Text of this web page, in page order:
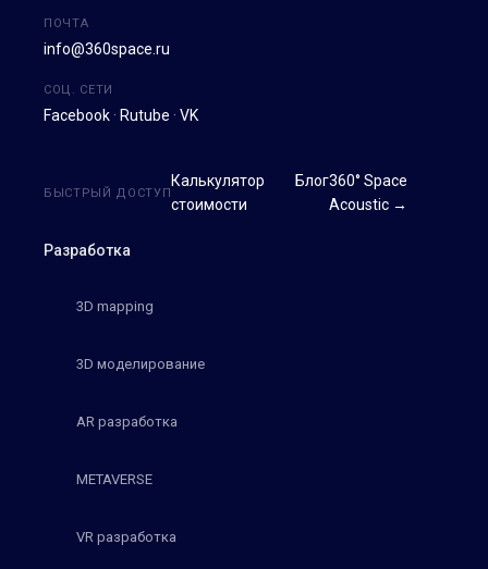
ПОЧТА
info@360space.ru
СОЦ. СЕТИ
Facebook · Rutube · VK
Разработка
3D mapping
3D моделирование
AR разработка
METAVERSE
VR разработка
БЫСТРЫЙ ДОСТУП
Калькулятор
стоимости
Блог360° Space
Acoustic →